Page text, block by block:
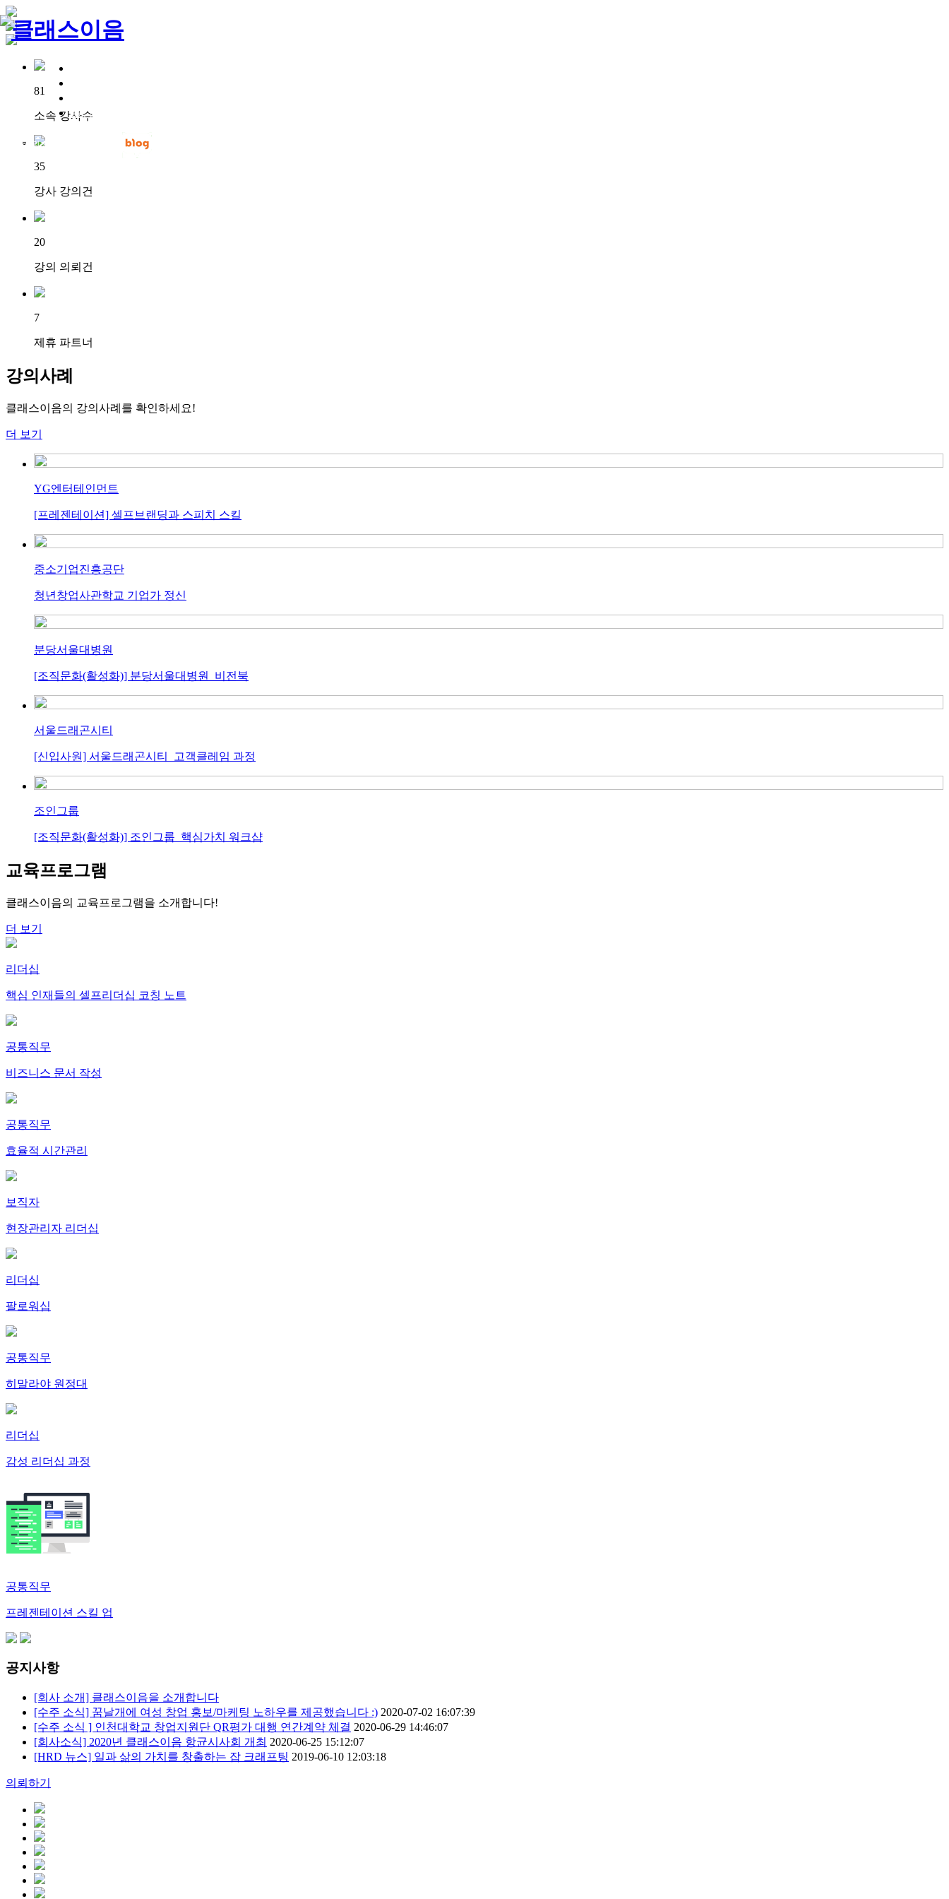
출강현황
회원가입
81
소속 강사수
35
강사 강의건
20
강의 의뢰건
7
제휴 파트너
강의사례
클래스이음의 강의사례를 확인하세요!
더 보기
YG엔터테인먼트
[프레젠테이션] 셀프브랜딩과 스피치 스킬
중소기업진흥공단
청년창업사관학교 기업가 정신
분당서울대병원
[조직문화(활성화)] 분당서울대병원_비전북
서울드래곤시티
[신입사원] 서울드래곤시티_고객클레임 과정
조인그룹
[조직문화(활성화)] 조인그룹_핵심가치 워크샵
교육프로그램
클래스이음의 교육프로그램을 소개합니다!
더 보기
리더십
핵심 인재들의 셀프리더십 코칭 노트
공통직무
비즈니스 문서 작성
공통직무
효율적 시간관리
보직자
현장관리자 리더십
리더십
팔로워십
공통직무
히말라야 원정대
리더십
감성 리더십 과정
공통직무
프레젠테이션 스킬 업
공지사항
[회사 소개] 클래스이음을 소개합니다
[수주 소식] 꿈날개에 여성 창업 홍보/마케팅 노하우를 제공했습니다 :) 2020-07-02 16:07:39
[수주 소식 ] 인천대학교 창업지원단 QR평가 대행 연간계약 체결 2020-06-29 14:46:07
[회사소식] 2020년 클래스이음 항균시사회 개최 2020-06-25 15:12:07
[HRD 뉴스] 일과 삶의 가치를 창출하는 잡 크래프팅 2019-06-10 12:03:18
의뢰하기